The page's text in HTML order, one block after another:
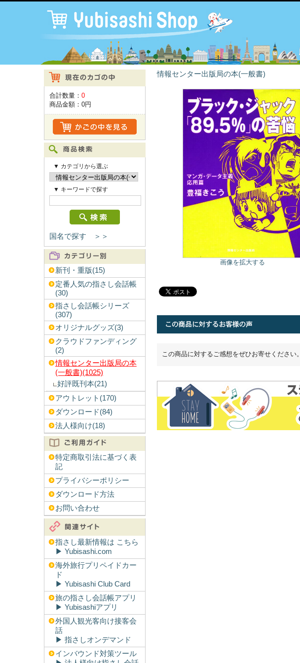
合計数量： 0
商品金額： 0円
▼ カテゴリから選ぶ
▼ キーワードで探す
国名で探す ＞＞
新刊・重版(15)
定番人気の指さし会話帳
(30)
指さし会話帳シリーズ
(307)
オリジナルグッズ(3)
クラウドファンディング
(2)
情報センター出版局の本
(一般書)(1025)
好評既刊本(21)
アウトレット(170)
ダウンロード(84)
法人様向け(18)
特定商取引法に基づく表
記
プライバシーポリシー
ダウンロード方法
お問い合わせ
指さし最新情報は こちら
▶︎ Yubisashi.com
海外旅行プリペイドカー
ド
▶︎ Yubisashi Club Card
旅の指さし会話帳アプリ
▶︎ Yubisashiアプリ
外国人観光客向け接客会
話
▶︎ 指さしオンデマンド
インバウンド対策ツール
情報センター出版局の本(一般書)
画像を拡大する
この商品に対するご感想をぜひお寄せください。